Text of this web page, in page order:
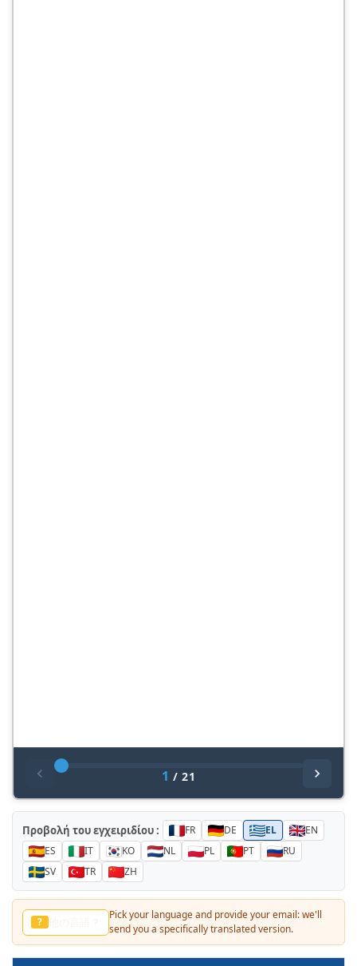
1 / 21
Προβολή του εγχειριδίου : FR DE EL
EN
ES
IT KO NL PL PT
RU
SV
TR ZH
?
Pick your language and provide your email: we'll
send you a specifically translated version.